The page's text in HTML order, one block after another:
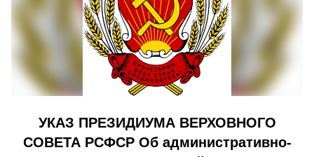
УКАЗ ПРЕЗИДИУМА ВЕРХОВНОГО
СОВЕТА РСФСР Об административно-